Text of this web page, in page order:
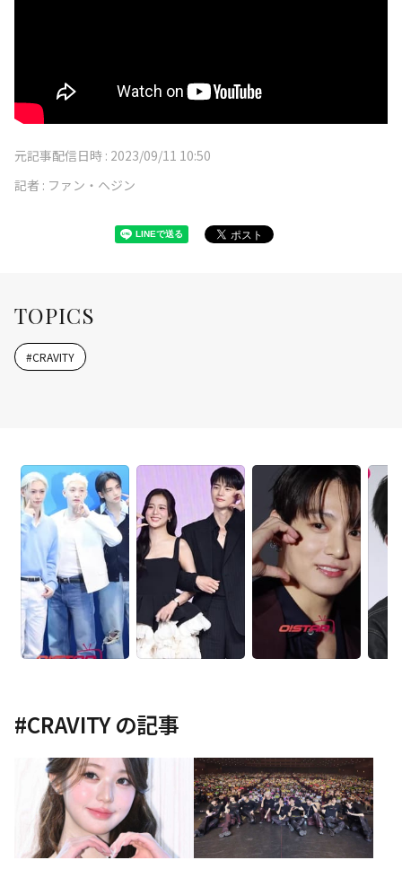
元記事配信日時 : 2023/09/11 10:50
記者 : ファン・ヘジン
TOPICS
#CRAVITY
#CRAVITYの記事